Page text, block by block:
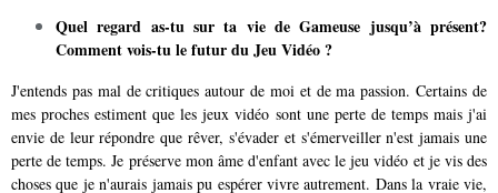
Quel regard as-tu sur ta vie de Gameuse jusqu’à présent?
Comment vois-tu le futur du Jeu Vidéo ?
J'entends pas mal de critiques autour de moi et de ma passion. Certains de
mes proches estiment que les jeux vidéo sont une perte de temps mais j'ai
envie de leur répondre que rêver, s'évader et s'émerveiller n'est jamais une
perte de temps. Je préserve mon âme d'enfant avec le jeu vidéo et je vis des
choses que je n'aurais jamais pu espérer vivre autrement. Dans la vraie vie,